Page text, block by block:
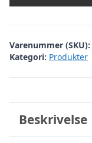
Varenummer (SKU):
Kategori: Produkter
Beskrivelse